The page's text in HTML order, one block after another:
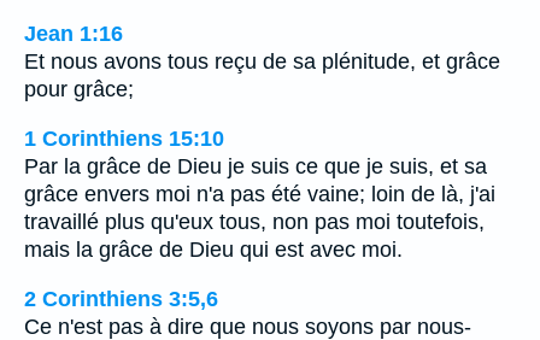
Jean 1:16
Et nous avons tous reçu de sa plénitude, et grâce
pour grâce;
1 Corinthiens 15:10
Par la grâce de Dieu je suis ce que je suis, et sa
grâce envers moi n'a pas été vaine; loin de là, j'ai
travaillé plus qu'eux tous, non pas moi toutefois,
mais la grâce de Dieu qui est avec moi.
2 Corinthiens 3:5,6
Ce n'est pas à dire que nous soyons par nous-